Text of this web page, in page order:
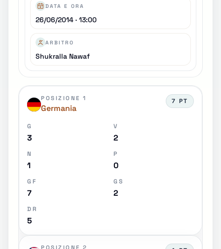
DATA E ORA
26/06/2014 · 13:00
ARBITRO
Shukralla Nawaf
POSIZIONE 1
Germania
7 PT
G
3
V
2
N
1
P
0
GF
7
GS
2
DR
5
POSIZIONE 2